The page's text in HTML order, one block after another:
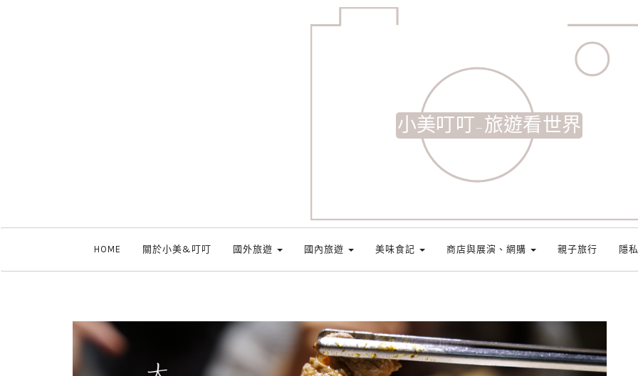
小美叮叮-旅遊看世界
HOME 關於小美&叮叮 國外旅遊 國內旅遊 美味食記 商店與展演、網購 親子旅行 隱